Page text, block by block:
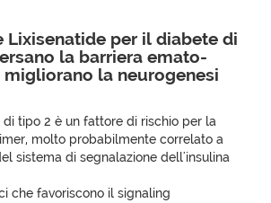
Lixisenatide per il diabete di
la barriera emato-
la neurogenesi
di tipo 2 è un fattore di rischio per la
molto probabilmente correlato a
sistema di segnalazione dell'insulina
che favoriscono il signaling